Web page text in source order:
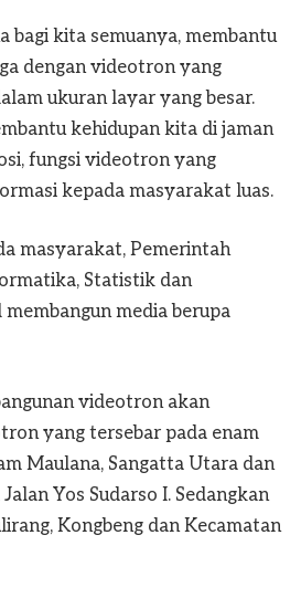
bagi kita semuanya, membantu
dengan videotron yang
ukuran layar yang besar.
kehidupan kita di jaman
fungsi videotron yang
kepada masyarakat luas.
masyarakat, Pemerintah
Statistik dan
media berupa
videotron akan
yang tersebar pada enam
Maulana, Sangatta Utara dan
Yos Sudarso I. Sedangkan
Kongbeng dan Kecamatan